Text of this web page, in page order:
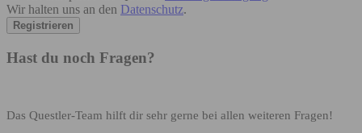
Wir halten uns an den Datenschutz.
Hast du noch Fragen?
Das Questler-Team hilft dir sehr gerne bei allen weiteren Fragen!